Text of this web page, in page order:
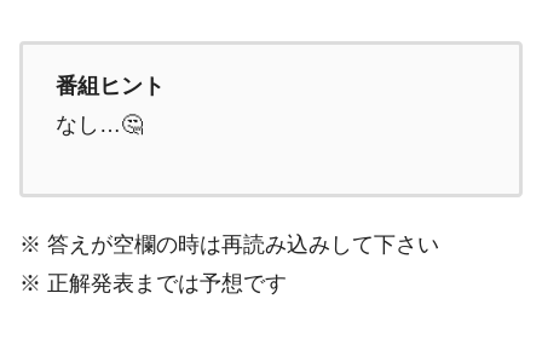
番組ヒント
なし…🤔
※ 答えが空欄の時は再読み込みして下さい
※ 正解発表までは予想です